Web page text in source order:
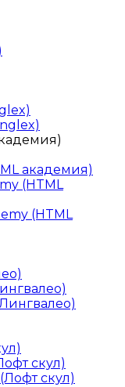
академия)
(HTML
(HTML
скул)
скул)